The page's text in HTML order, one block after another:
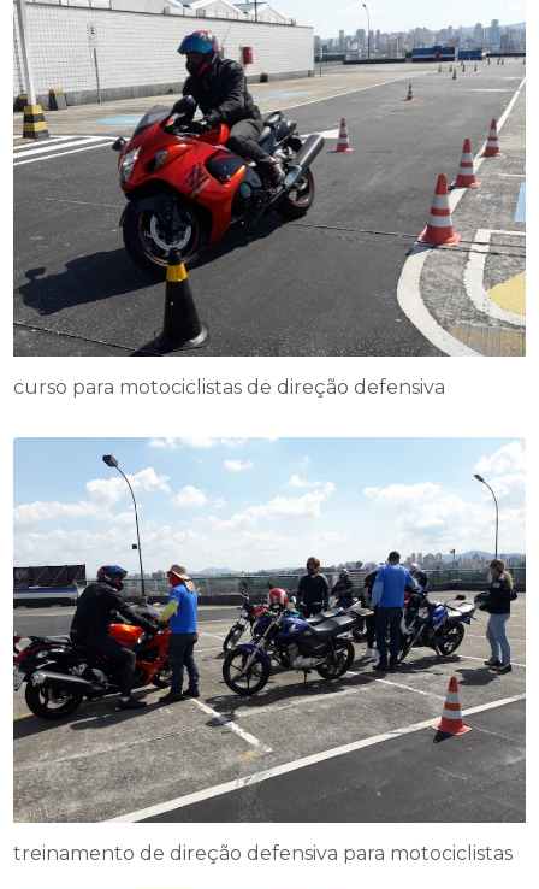
curso para motociclistas de direção defensiva
treinamento de direção defensiva para motociclistas